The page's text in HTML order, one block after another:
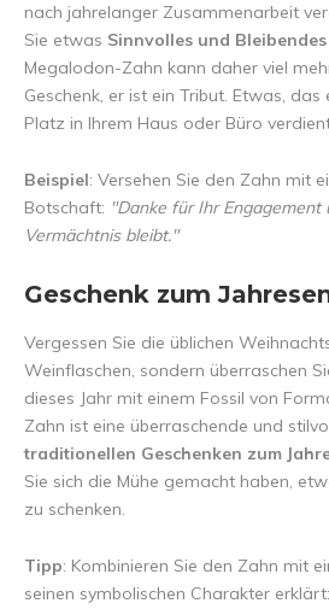
nach jahrelanger Zusammenarbeit
Sie etwas Sinnvolles und Bleibendes
Megalodon-Zahn kann daher viel
Geschenk, er ist ein Tribut. Etwas,
Platz in Ihrem Haus oder Büro
Beispiel: Versehen Sie den Zahn mit
Botschaft: "Danke für Ihr Engagement
Vermächtnis bleibt."
Geschenk zum
Vergessen Sie die üblichen
Weinflaschen, sondern überraschen
dieses Jahr mit einem Fossil von
Zahn ist eine überraschende und
traditionellen Geschenken zum
Sie sich die Mühe gemacht haben,
zu schenken.
Tipp: Kombinieren Sie den Zahn mit
seinen symbolischen Charakter